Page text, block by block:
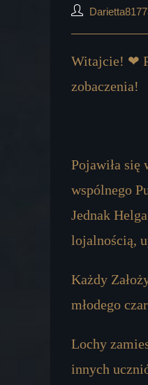
Post
Witajcie! ❤
zobaczenia!
Pojawiła się
wspólnego
Jednak
lojalnością,
Każdy
młodego
Lochy
innych